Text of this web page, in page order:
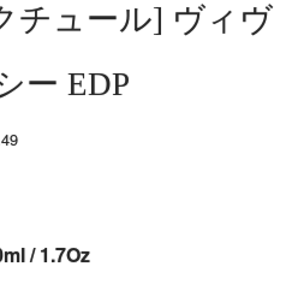
チュール] ヴィヴ
ー EDP
/ 1.7Oz